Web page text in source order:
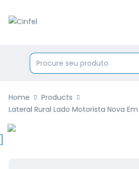
Home
Products
Lateral Rural Lado Motorista Nova